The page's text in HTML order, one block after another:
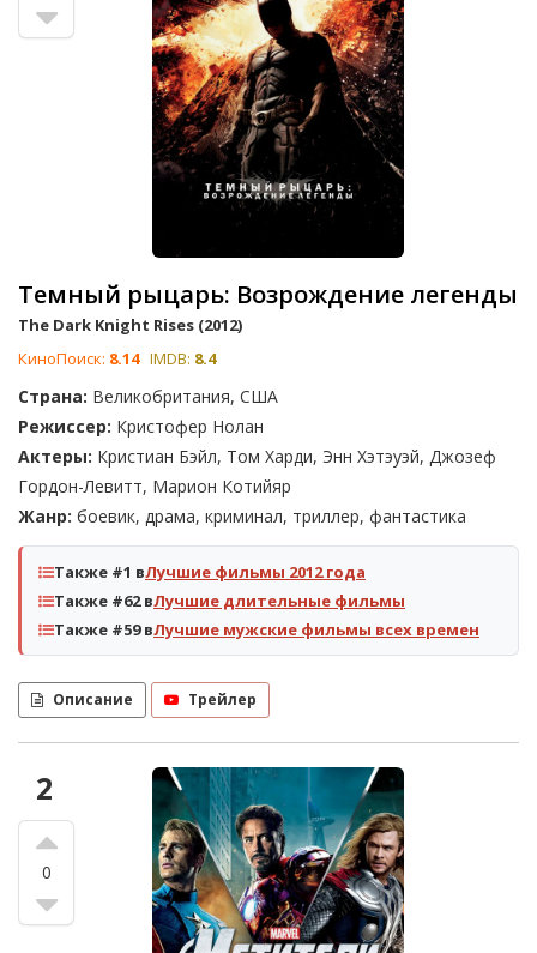
миллиарда долларов совокупного кассового сбора. В то
время как другие, например, 'Неудержимые 2', 'Наследие
Борна' и 'Заложница 2' вернули на большие экраны любимых
героев в новых приключениях. Последнее слово остается за
вами: голосуйте и рейтингуйте фильмы в зависимости от
ваших предпочтений.
Темный рыцарь: Возрождение легенды
The Dark Knight Rises (2012)
КиноПоиск: 8.14 IMDB: 8.4
Страна: Великобритания, США
Режиссер: Кристофер Нолан
Актеры: Кристиан Бэйл, Том Харди, Энн Хэтэуэй, Джозеф
Гордон-Левитт, Марион Котийяр
Жанр: боевик, драма, криминал, триллер, фантастика
Также #1 вЛучшие фильмы 2012 года
Также #62 вЛучшие длительные фильмы
Также #59 вЛучшие мужские фильмы всех времен
Описание Трейлер
2
0